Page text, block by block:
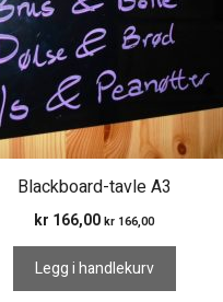
Blackboard-tavle A3
kr 166,00 kr 166,00
Legg i handlekurv